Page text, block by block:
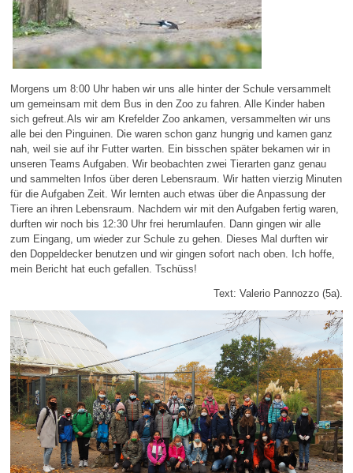
Morgens um 8:00 Uhr haben wir uns alle hinter der Schule versammelt
um gemeinsam mit dem Bus in den Zoo zu fahren. Alle Kinder haben
sich gefreut.Als wir am Krefelder Zoo ankamen, versammelten wir uns
alle bei den Pinguinen. Die waren schon ganz hungrig und kamen ganz
nah, weil sie auf ihr Futter warten. Ein bisschen später bekamen wir in
unseren Teams Aufgaben. Wir beobachten zwei Tierarten ganz genau
und sammelten Infos über deren Lebensraum. Wir hatten vierzig Minuten
für die Aufgaben Zeit. Wir lernten auch etwas über die Anpassung der
Tiere an ihren Lebensraum. Nachdem wir mit den Aufgaben fertig waren,
durften wir noch bis 12:30 Uhr frei herumlaufen. Dann gingen wir alle
zum Eingang, um wieder zur Schule zu gehen. Dieses Mal durften wir
den Doppeldecker benutzen und wir gingen sofort nach oben. Ich hoffe,
mein Bericht hat euch gefallen. Tschüss!
Text: Valerio Pannozzo (5a).